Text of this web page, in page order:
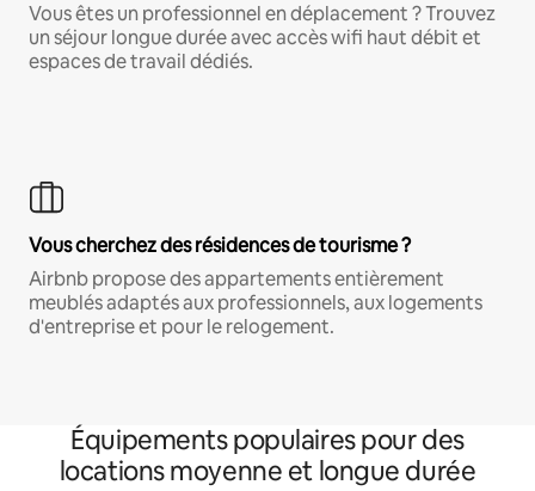
Vous êtes un professionnel en déplacement ? Trouvez
un séjour longue durée avec accès wifi haut débit et
espaces de travail dédiés.
Vous cherchez des résidences de tourisme ?
Airbnb propose des appartements entièrement
meublés adaptés aux professionnels, aux logements
d'entreprise et pour le relogement.
Équipements populaires pour des
locations moyenne et longue durée